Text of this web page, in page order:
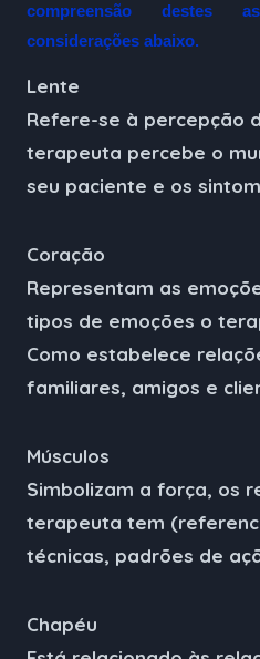
compreensão destes
considerações abaixo.
Lente
Refere-se à percepção
terapeuta percebe o
seu paciente e os
Coração
Representam as
tipos de emoções o
Como estabelece
familiares, amigos e
Músculos
Simbolizam a força, os
terapeuta tem
técnicas, padrões de
Chapéu